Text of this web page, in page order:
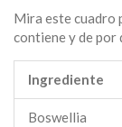
Mira este cuadro
contiene y de por
Ingrediente
Boswellia